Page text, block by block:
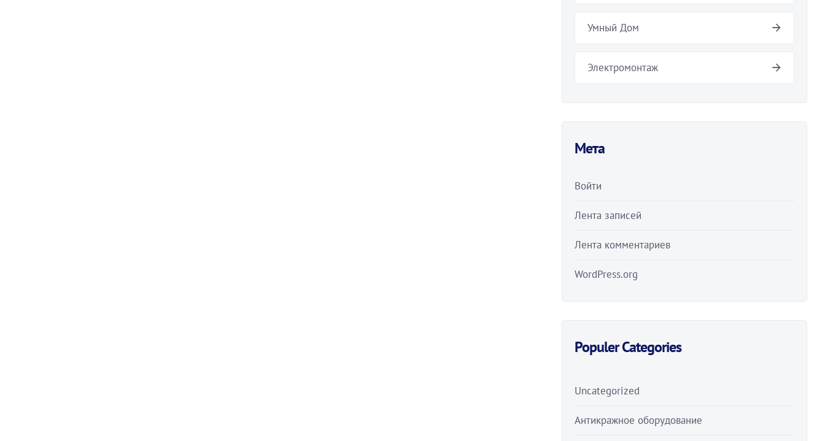
Умный Дом
Электромонтаж
Мета
Войти
Лента записей
Лента комментариев
WordPress.org
Populer Categories
Uncategorized
Антикражное оборудование